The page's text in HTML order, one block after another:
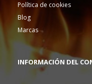
Política de cookies
Blog
Marcas
INFORMACIÓN DEL